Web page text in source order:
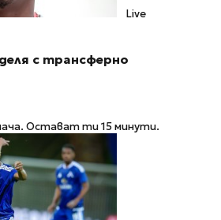
Live
с трансферно
Остават ти 15 минути.